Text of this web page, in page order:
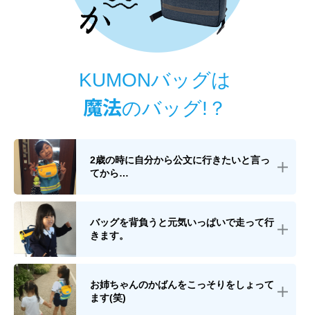
KUMONバッグは
魔法のバッグ!？
2歳の時に自分から公文に行きたいと言っ
てから…
バッグを背負うと元気いっぱいで走って行
きます。
お姉ちゃんのかばんをこっそりをしょって
ます(笑)